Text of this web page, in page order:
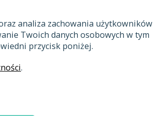
analiza zachowania użytkowników
Twoich danych osobowych w tym
przycisk poniżej.
.
najnowsze hasła
ostatnio zmodyfikowane